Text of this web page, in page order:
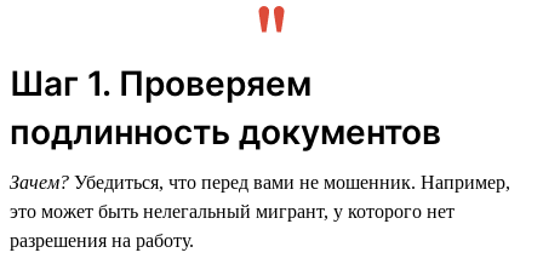
Шаг 1. Проверяем
подлинность документов
Зачем? Убедиться, что перед вами не мошенник. Например,
это может быть нелегальный мигрант, у которого нет
разрешения на работу.